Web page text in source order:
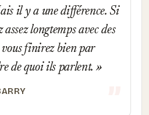
il y a une différence. Si
assez longtemps avec des
finirez bien par
de quoi ils parlent.